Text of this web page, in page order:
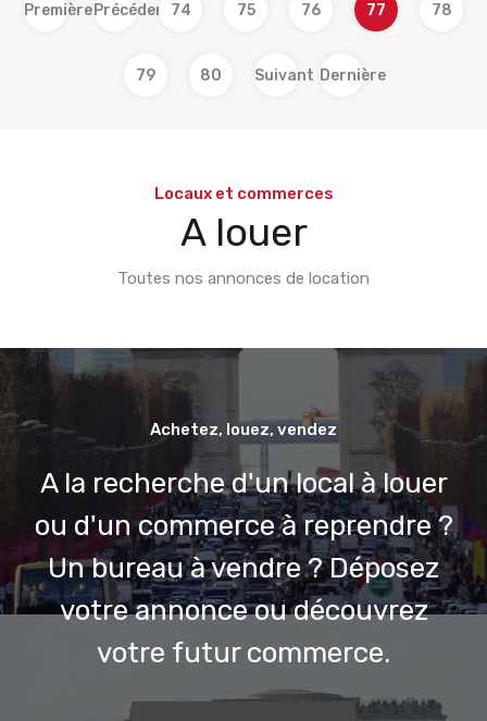
Première Précédent74 75 76 77 78
79 80 Suivant Dernière
Locaux et commerces
A louer
Toutes nos annonces de location
Achetez, louez, vendez
A la recherche d'un local à louer
ou d'un commerce à reprendre ?
Un bureau à vendre ? Déposez
votre annonce ou découvrez
votre futur commerce.